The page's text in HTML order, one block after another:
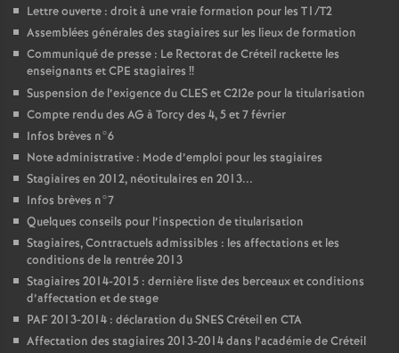
Lettre ouverte : droit à une vraie formation pour les T1/T2
Assemblées générales des stagiaires sur les lieux de formation
Communiqué de presse : Le Rectorat de Créteil rackette les
enseignants etCPE stagiaires !!
Suspension de l’exigence duCLESet C2I2e pour la titularisation
Compte rendu des AG à Torcy des 4, 5 et 7 février
Infos brèves n°6
Note administrative : Mode d’emploi pour les stagiaires
Stagiaires en 2012, néotitulaires en 2013...
Infos brèves n°7
Quelques conseils pour l’inspection de titularisation
Stagiaires, Contractuels admissibles : les affectations et les
conditions de la rentrée 2013
Stagiaires 2014-2015 : dernière liste des berceaux et conditions
d’affectation et de stage
PAF2013-2014 : déclaration duSNESCréteil en CTA
Affectation des stagiaires 2013-2014 dans l’académie de Créteil